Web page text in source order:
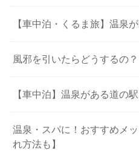
【車中泊・くるま旅】温泉
風邪を引いたらどうするの？
【車中泊】温泉がある道の
温泉・スパに！おすすめメ
れ方法も】